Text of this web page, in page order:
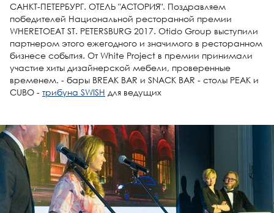
САНКТ-ПЕТЕРБУРГ. ОТЕЛЬ "АСТОРИЯ". Поздравляем
победителей Национальной ресторанной премии
WHERETOEAT ST. PETERSBURG 2017. Otido Group выступили
партнером этого ежегодного и значимого в ресторанном
бизнесе события. От White Project в премии принимали
участие хиты дизайнерской мебели, проверенные
временем. - бары BREAK BAR и SNACK BAR - столы PEAK и
СUBO - трибуна SWISH для ведущих